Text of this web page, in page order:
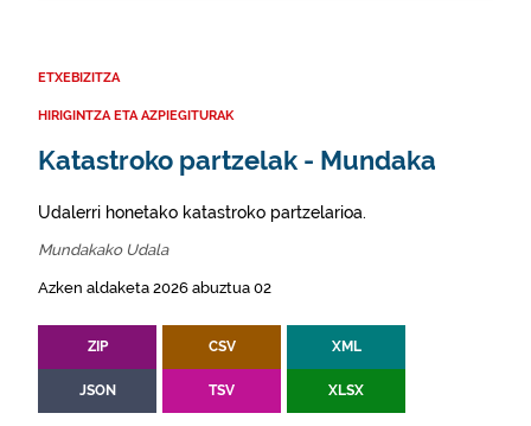
ETXEBIZITZA
HIRIGINTZA ETA AZPIEGITURAK
Katastroko partzelak - Mundaka
Udalerri honetako katastroko partzelarioa.
Mundakako Udala
Azken aldaketa 2026 abuztua 02
ZIP CSV XML
JSON TSV XLSX